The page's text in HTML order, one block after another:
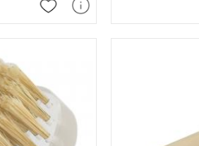
Lägg till i favoriter